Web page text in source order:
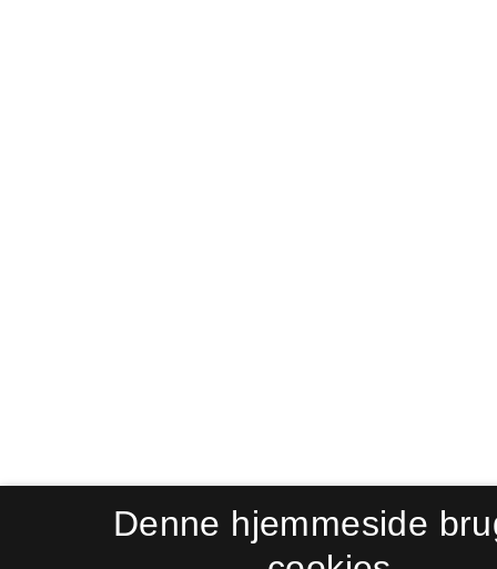
Denne hjemmeside